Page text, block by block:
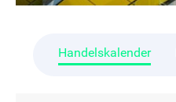
Handelskalender